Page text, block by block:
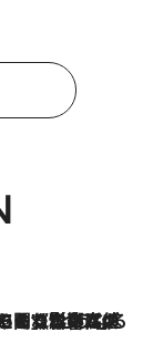
で続く？《エネルギー専門家に聞く“どうなる日本の暮らし”》